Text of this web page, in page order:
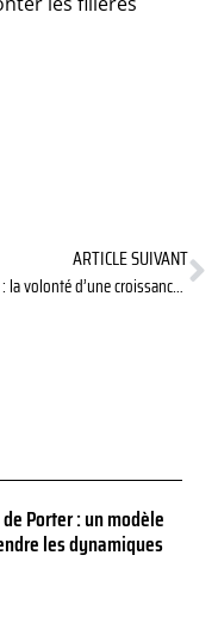
ARTICLE SUIVANT
Mégara : la volonté d’une croissance vertueuse
Porter : un modèle
les dynamiques